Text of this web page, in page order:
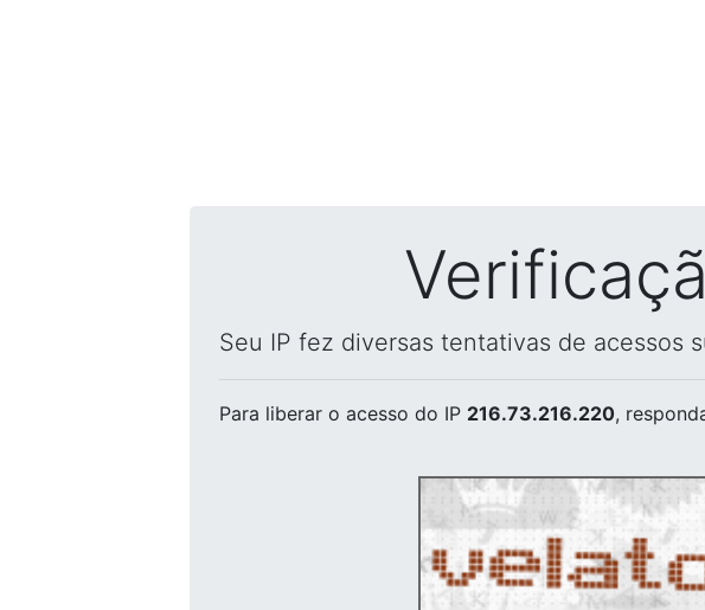
Seu IP fez diversas tentativas de acessos
Para liberar o acesso do IP 216.73.216.220,